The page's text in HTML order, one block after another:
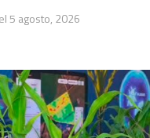
el5 agosto, 2026